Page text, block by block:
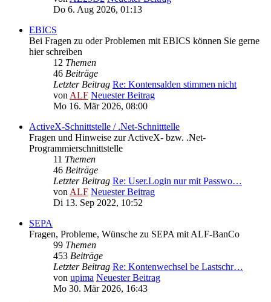
Do 6. Aug 2026, 01:13
EBICS
Bei Fragen zu oder Problemen mit EBICS können Sie gerne
hier schreiben
12 Themen
46 Beiträge
Letzter Beitrag Re: Kontensalden stimmen nicht
vonALF Neuester Beitrag
Mo 16. Mär 2026, 08:00
ActiveX-Schnittstelle / .Net-Schnitttelle
Fragen und Hinweise zur ActiveX- bzw. .Net-
Programmierschnittstelle
11 Themen
46 Beiträge
Letzter Beitrag Re: User.Login nur mit Passwo…
vonALF Neuester Beitrag
Di 13. Sep 2022, 10:52
SEPA
Fragen, Probleme, Wünsche zu SEPA mit ALF-BanCo
99 Themen
453 Beiträge
Letzter Beitrag Re: Kontenwechsel be Lastschr…
von upima Neuester Beitrag
Mo 30. Mär 2026, 16:43